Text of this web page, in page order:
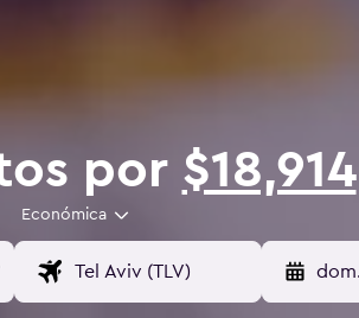
por $18,914
Económica